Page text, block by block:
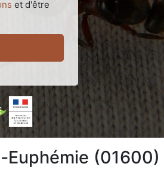
et d'être
(01600)